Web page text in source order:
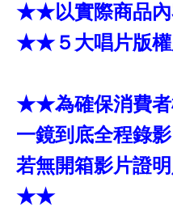
★★以實際商品
★★５大唱片版
★★為確保消費者
一鏡到底全程錄
若無開箱影片證
★★